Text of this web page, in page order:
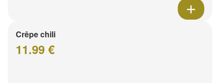
Crêpe chili
11.99 €